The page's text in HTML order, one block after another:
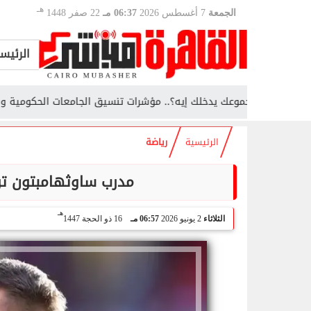
الجمعة 06:37 مـ 22 صفر 1448 هـ
مجموعك يدخلك إيه؟.. مؤشرات تنسيق الجامعات الحكومية والأهلية
الرئيسية رياضة
مدرب ساوثهامبتون
الثلاثاء 2 يونيو 2026 06:57 مـ 16 ذو الحجة 1447
هـ